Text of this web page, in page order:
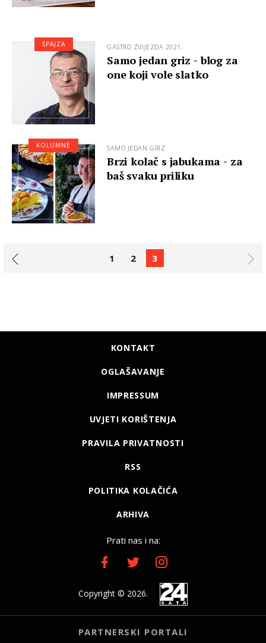
GASTRO ZVIJEZDA 2021.
Samo jedan griz - blog za
one koji vole slatko
ŠPAJZA
SAMO JEDAN GRIZ
Brzi kolač s jabukama - za
baš svaku priliku
KOLUMNE
1 2 3
KONTAKT
OGLAŠAVANJE
IMPRESSUM
UVJETI KORIŠTENJA
PRAVILA PRIVATNOSTI
RSS
POLITIKA KOLAČIĆA
ARHIVA
Prati nas i na:
Copyright © 2026.
PARTNERSKI PORTALI